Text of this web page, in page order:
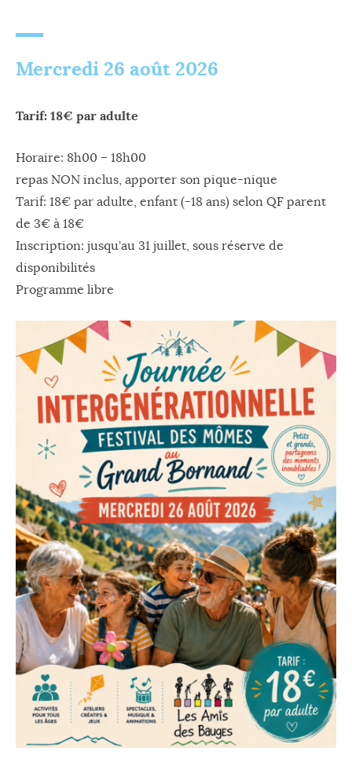
Mercredi 26 août 2026
Tarif: 18€ par adulte
Horaire: 8h00 – 18h00
repas NON inclus, apporter son pique-nique
Tarif: 18€ par adulte, enfant (-18 ans) selon QF parent
de 3€ à 18€
Inscription: jusqu’au 31 juillet, sous réserve de
disponibilités
Programme libre